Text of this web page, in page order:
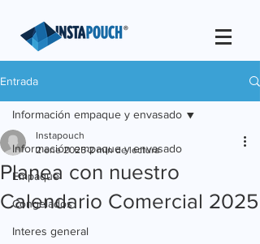
Entrada
Información empaque y envasado
Empaque
Congelados
Interes general
Información empaque y envasado
Planea con nuestro
Calendario Comercial 2025
Instapouch
2 ene 2025 2 min de lectura